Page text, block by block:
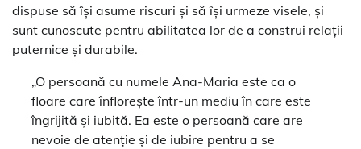
dispuse să își asume riscuri și să își urmeze visele, și
sunt cunoscute pentru abilitatea lor de a construi relații
puternice și durabile.
„O persoană cu numele Ana-Maria este ca o
floare care înflorește într-un mediu în care este
îngrijită și iubită. Ea este o persoană care are
nevoie de atenție și de iubire pentru a se